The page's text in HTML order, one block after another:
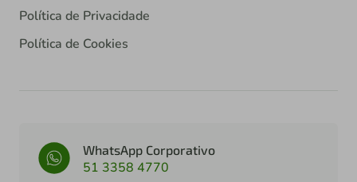
Política de Privacidade
Política de Cookies
WhatsApp Corporativo
51 3358 4770